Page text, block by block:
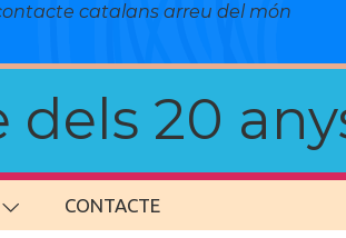
catalans arreu del món
20
CONTACTE